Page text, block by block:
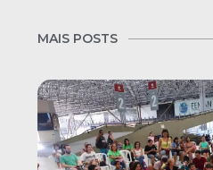
MAIS POSTS